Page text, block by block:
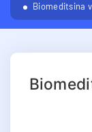
Biomeditsina